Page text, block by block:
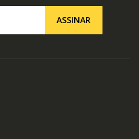
ASSINAR